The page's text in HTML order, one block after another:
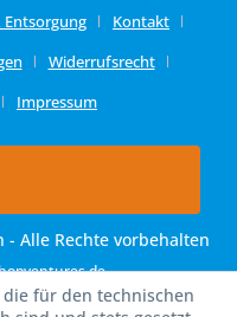
Kontakt
Widerrufsrecht
Impressum
Alle Rechte vorbehalten
die für den technischen